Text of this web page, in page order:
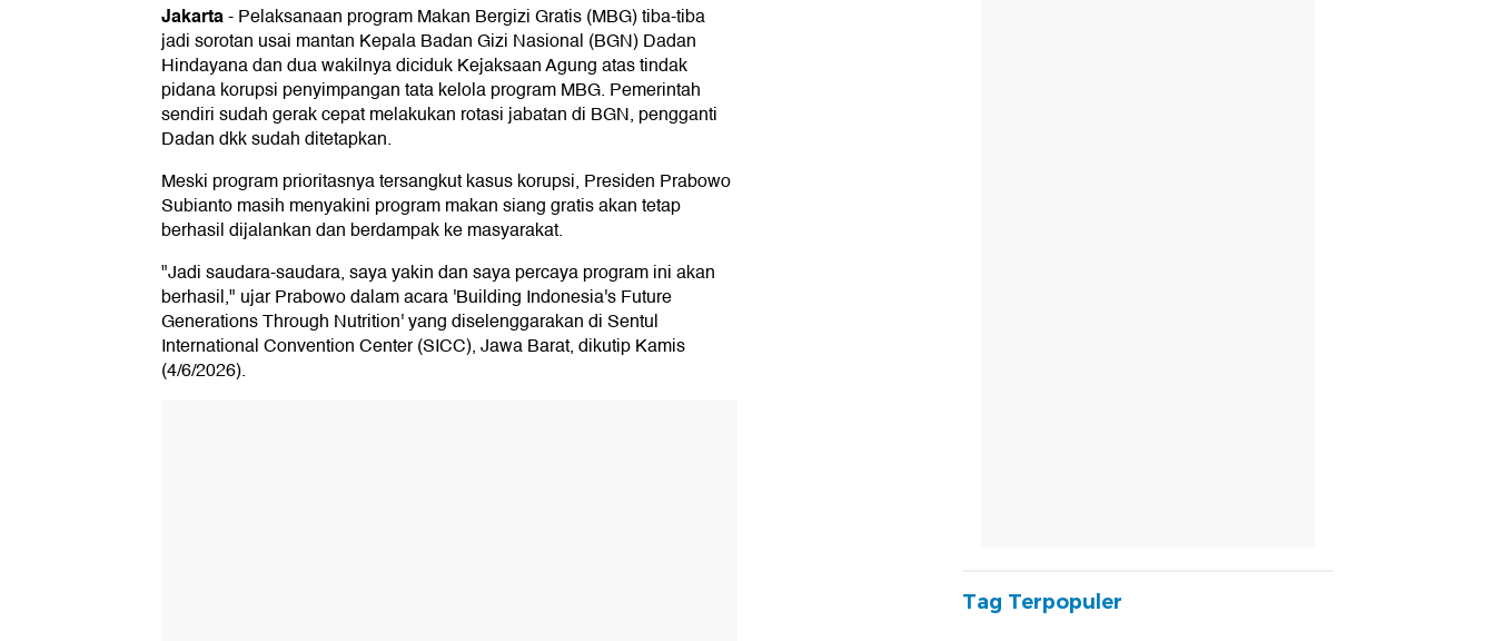
Jakarta-Pelaksanaan program Makan Bergizi Gratis (MBG) tiba-tiba
jadi sorotan usai mantan Kepala Badan Gizi Nasional (BGN) Dadan
Hindayana dan dua wakilnya diciduk Kejaksaan Agung atas tindak
pidana korupsi penyimpangan tata kelola program MBG. Pemerintah
sendiri sudah gerak cepat melakukan rotasi jabatan di BGN, pengganti
Dadan dkk sudah ditetapkan.
Meski program prioritasnya tersangkut kasus korupsi, Presiden Prabowo
Subianto masih menyakini program makan siang gratis akan tetap
berhasil dijalankan dan berdampak ke masyarakat.
"Jadi saudara-saudara, saya yakin dan saya percaya program ini akan
berhasil," ujar Prabowo dalam acara 'Building Indonesia's Future
Generations Through Nutrition' yang diselenggarakan di Sentul
International Convention Center (SICC), Jawa Barat, dikutip Kamis
(4/6/2026).
Tag Terpopuler